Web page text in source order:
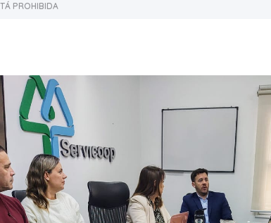
PROHIBIDA